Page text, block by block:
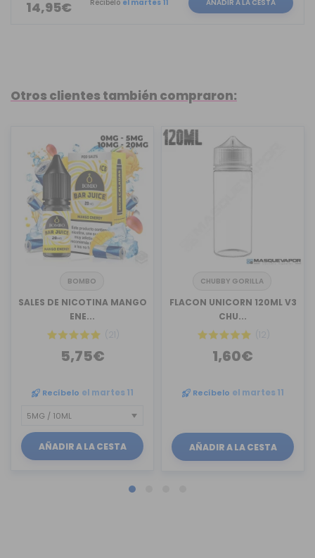
14,95€ Recíbelo el martes 11 AÑADIR A LA CESTA
Otros clientes también compraron:
BOMBO
SALES DE NICOTINA MANGO
ENE...
(21)
5,75€
Recíbelo el martes 11
AÑADIR A LA CESTA
CHUBBY GORILLA
FLACON UNICORN 120ML V3
CHU...
(12)
1,60€
Recíbelo el martes 11
AÑADIR A LA CESTA